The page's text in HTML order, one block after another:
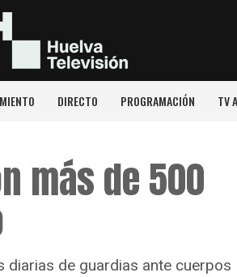
DIRECTO PROGRAMACIÓN TV
más de 500
diarias de guardias ante cuerpos